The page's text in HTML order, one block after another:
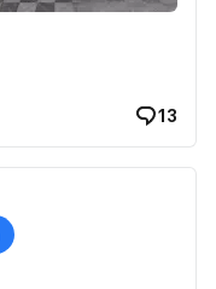
13